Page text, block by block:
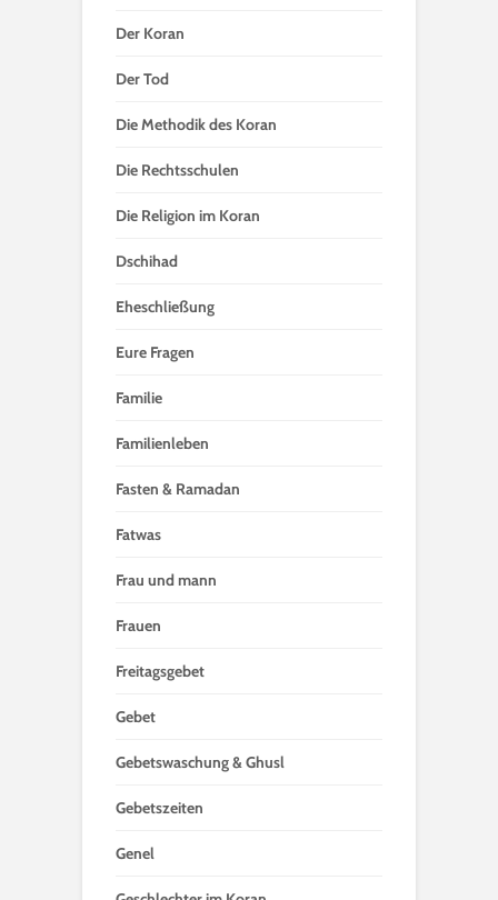
Der Koran
Der Tod
Die Methodik des Koran
Die Rechtsschulen
Die Religion im Koran
Dschihad
Eheschließung
Eure Fragen
Familie
Familienleben
Fasten & Ramadan
Fatwas
Frau und mann
Frauen
Freitagsgebet
Gebet
Gebetswaschung & Ghusl
Gebetszeiten
Genel